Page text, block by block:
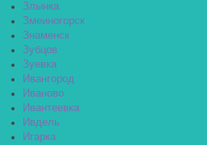
Злынка
Змеиногорск
Знаменск
Зубцов
Зуевка
Ивангород
Иваново
Ивантеевка
Ивдель
Игарка